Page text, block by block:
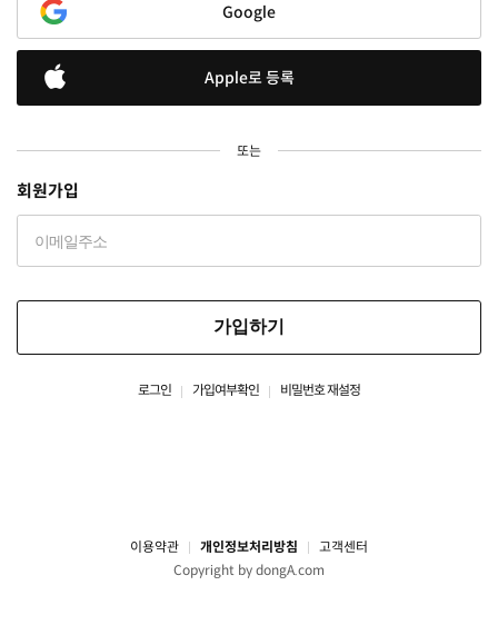
Google
Apple로 등록
또는
회원가입
가입하기
로그인 가입여부확인 비밀번호 재설정
이용약관 개인정보처리방침
고객센터
Copyright by dongA.com